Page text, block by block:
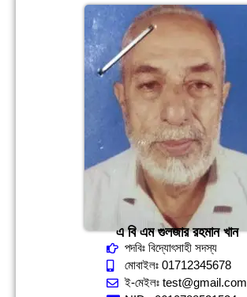
এ বি এম গুলজার রহমান খান
পদবিঃ বিদ্যোৎসাহী সদস্য
মোবাইলঃ 01712345678
ই-মেইলঃ test@gmail.com